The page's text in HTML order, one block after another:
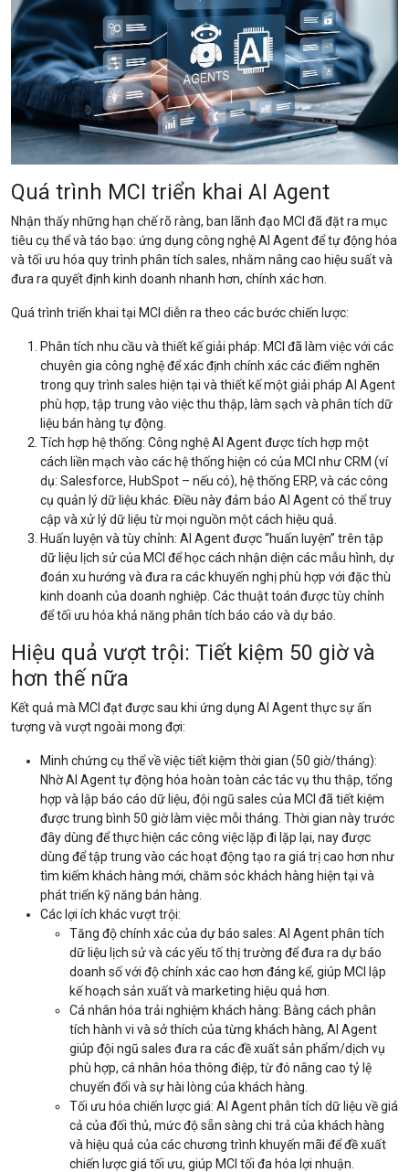
Quá trình MCI triển khai AI Agent
Nhận thấy những hạn chế rõ ràng, ban lãnh đạo MCI đã đặt ra mục
tiêu cụ thể và táo bạo: ứng dụng công nghệ AI Agent để tự động hóa
và tối ưu hóa quy trình phân tích sales, nhằm nâng cao hiệu suất và
đưa ra quyết định kinh doanh nhanh hơn, chính xác hơn.
Quá trình triển khai tại MCI diễn ra theo các bước chiến lược:
Phân tích nhu cầu và thiết kế giải pháp: MCI đã làm việc với các
chuyên gia công nghệ để xác định chính xác các điểm nghẽn
trong quy trình sales hiện tại và thiết kế một giải pháp AI Agent
phù hợp, tập trung vào việc thu thập, làm sạch và phân tích dữ
liệu bán hàng tự động.
Tích hợp hệ thống: Công nghệ AI Agent được tích hợp một
cách liền mạch vào các hệ thống hiện có của MCI như CRM (ví
dụ: Salesforce, HubSpot – nếu có), hệ thống ERP, và các công
cụ quản lý dữ liệu khác. Điều này đảm bảo AI Agent có thể truy
cập và xử lý dữ liệu từ mọi nguồn một cách hiệu quả.
Huấn luyện và tùy chỉnh: AI Agent được “huấn luyện” trên tập
dữ liệu lịch sử của MCI để học cách nhận diện các mẫu hình, dự
đoán xu hướng và đưa ra các khuyến nghị phù hợp với đặc thù
kinh doanh của doanh nghiệp. Các thuật toán được tùy chỉnh
để tối ưu hóa khả năng phân tích báo cáo và dự báo.
Hiệu quả vượt trội: Tiết kiệm 50 giờ và
hơn thế nữa
Kết quả mà MCI đạt được sau khi ứng dụng AI Agent thực sự ấn
tượng và vượt ngoài mong đợi:
Minh chứng cụ thể về việc tiết kiệm thời gian (50 giờ/tháng):
Nhờ AI Agent tự động hóa hoàn toàn các tác vụ thu thập, tổng
hợp và lập báo cáo dữ liệu, đội ngũ sales của MCI đã tiết kiệm
được trung bình 50 giờ làm việc mỗi tháng. Thời gian này trước
đây dùng để thực hiện các công việc lặp đi lặp lại, nay được
dùng để tập trung vào các hoạt động tạo ra giá trị cao hơn như
tìm kiếm khách hàng mới, chăm sóc khách hàng hiện tại và
phát triển kỹ năng bán hàng.
Các lợi ích khác vượt trội:
Tăng độ chính xác của dự báo sales: AI Agent phân tích
dữ liệu lịch sử và các yếu tố thị trường để đưa ra dự báo
doanh số với độ chính xác cao hơn đáng kể, giúp MCI lập
kế hoạch sản xuất và marketing hiệu quả hơn.
Cá nhân hóa trải nghiệm khách hàng: Bằng cách phân
tích hành vi và sở thích của từng khách hàng, AI Agent
giúp đội ngũ sales đưa ra các đề xuất sản phẩm/dịch vụ
phù hợp, cá nhân hóa thông điệp, từ đó nâng cao tỷ lệ
chuyển đổi và sự hài lòng của khách hàng.
Tối ưu hóa chiến lược giá: AI Agent phân tích dữ liệu về giá
cả của đối thủ, mức độ sẵn sàng chi trả của khách hàng
và hiệu quả của các chương trình khuyến mãi để đề xuất
chiến lược giá tối ưu, giúp MCI tối đa hóa lợi nhuận.